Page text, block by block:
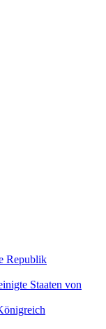
Republik
Staaten von